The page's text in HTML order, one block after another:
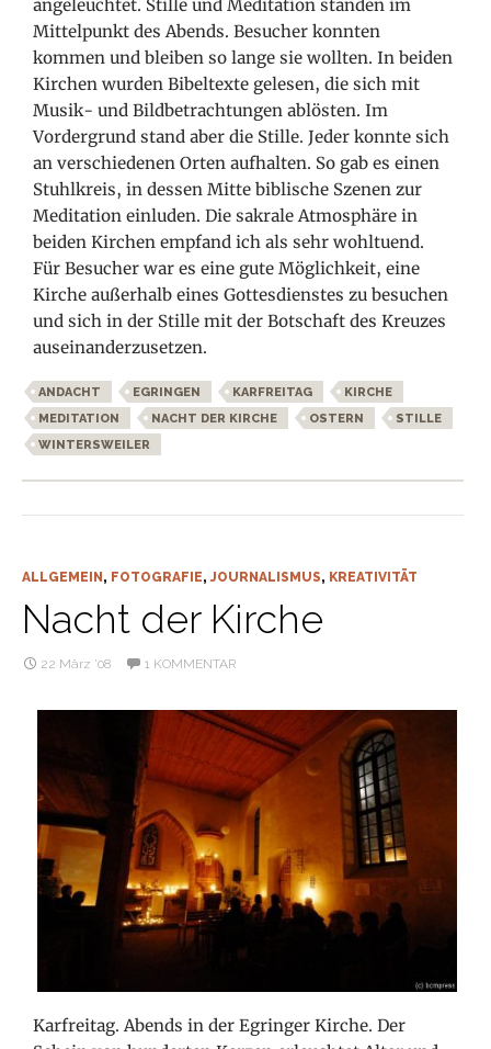
angeleuchtet. Stille und Meditation standen im
Mittelpunkt des Abends. Besucher konnten
kommen und bleiben so lange sie wollten. In beiden
Kirchen wurden Bibeltexte gelesen, die sich mit
Musik- und Bildbetrachtungen ablösten. Im
Vordergrund stand aber die Stille. Jeder konnte sich
an verschiedenen Orten aufhalten. So gab es einen
Stuhlkreis, in dessen Mitte biblische Szenen zur
Meditation einluden. Die sakrale Atmosphäre in
beiden Kirchen empfand ich als sehr wohltuend.
Für Besucher war es eine gute Möglichkeit, eine
Kirche außerhalb eines Gottesdienstes zu besuchen
und sich in der Stille mit der Botschaft des Kreuzes
auseinanderzusetzen.
ANDACHT EGRINGEN KARFREITAG
KIRCHE
MEDITATION
NACHT DER KIRCHE OSTERN
STILLE
WINTERSWEILER
ALLGEMEIN , FOTOGRAFIE, JOURNALISMUS, KREATIVITÄT
Nacht der Kirche
22 März ’08 1 KOMMENTAR
Karfreitag. Abends in der Egringer Kirche. Der